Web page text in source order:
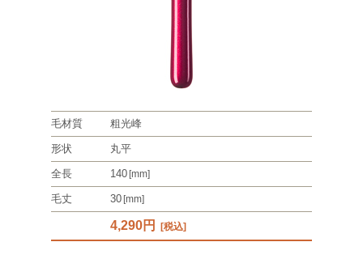
毛材質 粗光峰
形状 丸平
全長 140 [mm]
毛丈 30 [mm]
4,290円 [税込]